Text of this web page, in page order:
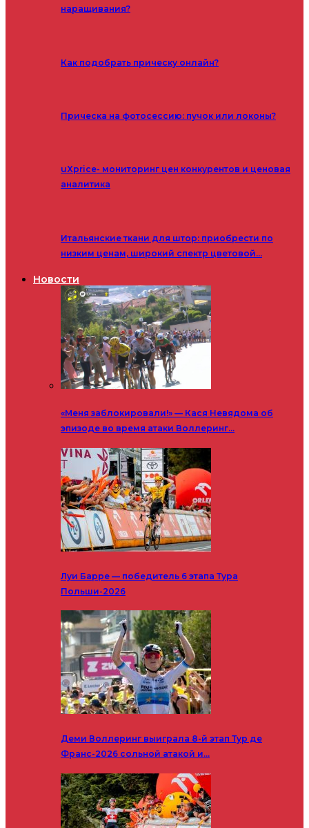
наращивания?
Как подобрать прическу онлайн?
Прическа на фотосессию: пучок или локоны?
uXprice- мониторинг цен конкурентов и ценовая
аналитика
Итальянские ткани для штор: приобрести по
низким ценам, широкий спектр цветовой…
Новости
«Меня заблокировали!» — Кася Невядома об
эпизоде во время атаки Воллеринг…
Луи Барре — победитель 6 этапа Тура
Польши-2026
Деми Воллеринг выиграла 8-й этап Тур де
Франс-2026 сольной атакой и…